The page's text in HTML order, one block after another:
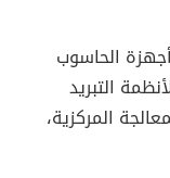
الحاسوب
التبريد
المركزية،